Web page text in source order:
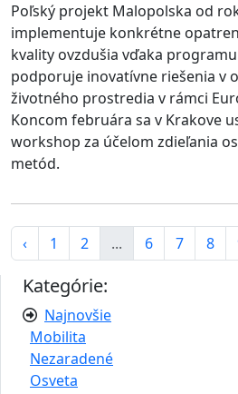
Poľský projekt Malopolska od
implementuje konkrétne
kvality ovzdušia vďaka
podporuje inovatívne riešenia v
životného prostredia v rámci
Koncom februára sa v Krakove
workshop za účelom zdieľania
metód.
‹ 1 2 ... 6 7 8
Kategórie:
Najnovšie
Mobilita
Nezaradené
Osveta